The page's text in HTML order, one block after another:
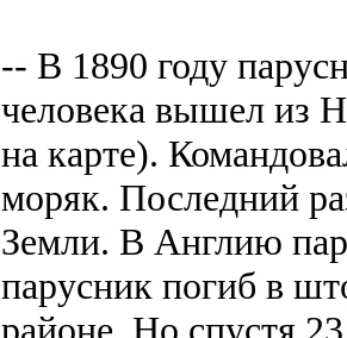
-- В 1890 году
человека вышел из
на карте).
моряк. Последний
Земли. В Англию
парусник погиб в